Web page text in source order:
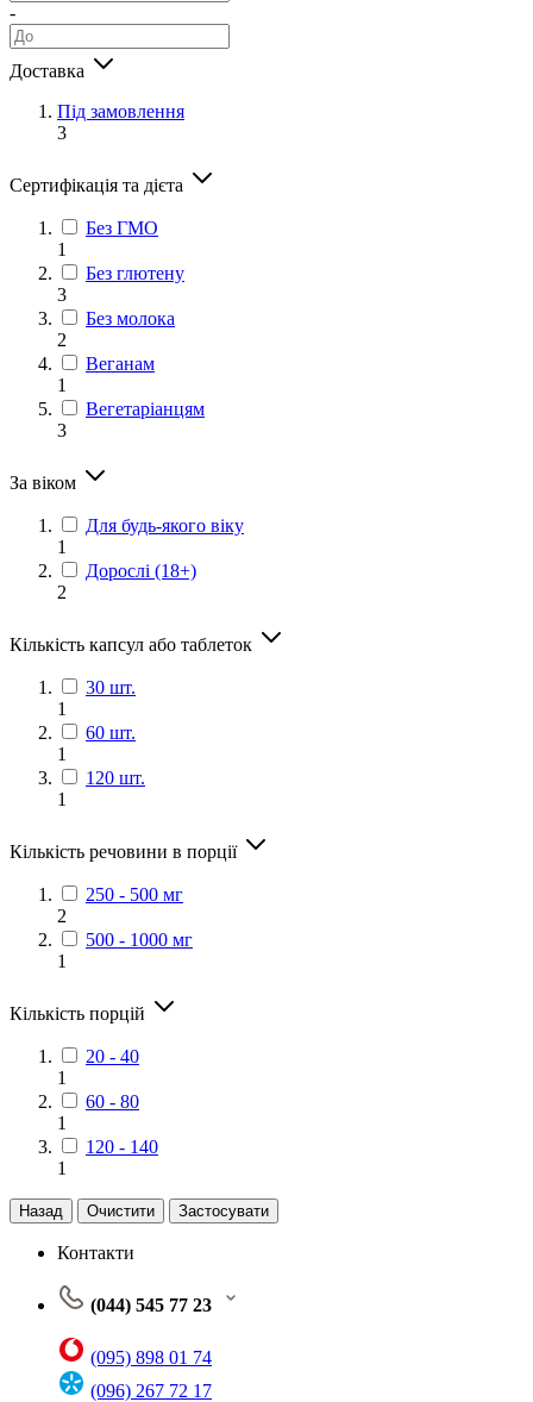
-
Доставка
Під замовлення
3
Сертифікація та дієта
Без ГМО
1
Без глютену
3
Без молока
2
Веганам
1
Вегетаріанцям
3
За віком
Для будь-якого віку
1
Дорослі (18+)
2
Кількість капсул або таблеток
30 шт.
1
60 шт.
1
120 шт.
1
Кількість речовини в порції
250 - 500 мг
2
500 - 1000 мг
1
Кількість порцій
20 - 40
1
60 - 80
1
120 - 140
1
Назад Очистити Застосувати
Контакти
(044) 545 77 23
(095) 898 01 74
(096) 267 72 17